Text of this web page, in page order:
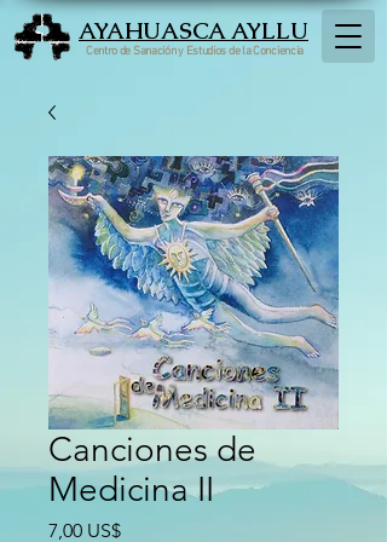
AYAHUASCA AYLLU
Centro de Sanación y Estudios de la Conciencia
Canciones de
Medicina II
7,00 US$Precio